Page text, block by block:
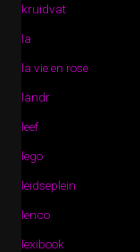
kruidvat
la
la vie en rose
landr
leef
lego
leidseplein
lenco
lexibook